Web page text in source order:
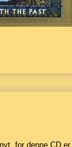
for denne CD